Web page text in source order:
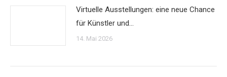
Virtuelle Ausstellungen: eine neue Chance
für Künstler und…
14. Mai 2026